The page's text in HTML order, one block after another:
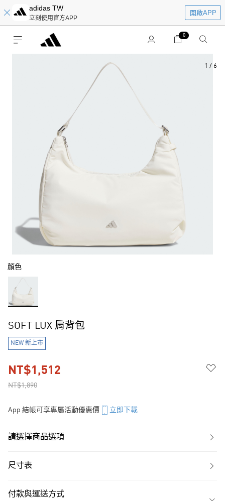
adidas TW
立刻使用官方APP
開啟APP
0
1 / 6
顏色
SOFT LUX 肩背包
NEW 新上市
NT$1,890
NT$1,512
App 結帳可享專屬活動優惠價 立即下載
請選擇商品選項
尺寸表
付款與運送方式